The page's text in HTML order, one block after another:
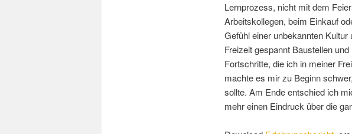
Lernprozess, nicht mit dem
Arbeitskollegen, beim Einkauf
Gefühl einer unbekannten
Freizeit gespannt Baustellen
Fortschritte, die ich in meiner
machte es mir zu Beginn
sollte. Am Ende entschied ich
mehr einen Eindruck über die